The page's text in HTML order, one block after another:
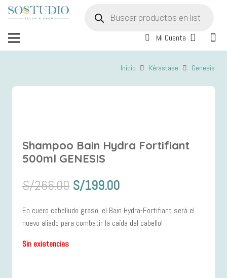
productos
Mi Cuenta
Inicio Kérastase Genesis
Shampoo Bain Hydra Fortifiant
500ml GENESIS
S/266.00 El
original
era:
S/199.00El
actual
es:
En cuero cabelludo graso, el Bain Hydra-Fortifiant será el
nuevo aliado para combatir la caída del cabello!
Sin existencias